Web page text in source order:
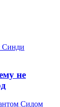
не